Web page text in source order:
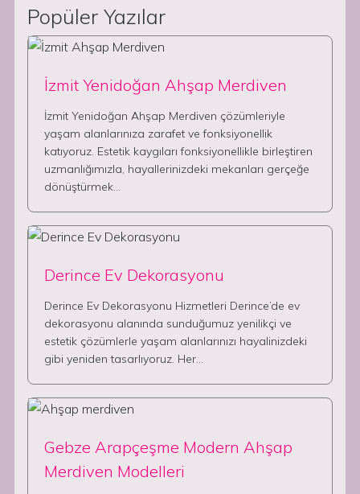
Popüler Yazılar
İzmit Yenidoğan Ahşap Merdiven
İzmit Yenidoğan Ahşap Merdiven çözümleriyle
yaşam alanlarınıza zarafet ve fonksiyonellik
katıyoruz. Estetik kaygıları fonksiyonellikle birleştiren
uzmanlığımızla, hayallerinizdeki mekanları gerçeğe
dönüştürmek…
Derince Ev Dekorasyonu
Derince Ev Dekorasyonu Hizmetleri Derince’de ev
dekorasyonu alanında sunduğumuz yenilikçi ve
estetik çözümlerle yaşam alanlarınızı hayalinizdeki
gibi yeniden tasarlıyoruz. Her…
Gebze Arapçeşme Modern Ahşap
Merdiven Modelleri